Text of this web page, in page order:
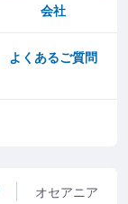
会社
よくあるご質問
オセアニア